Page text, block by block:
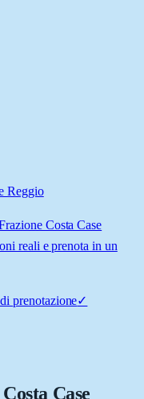
Reggio
Costa Case
reali e prenota in un
prenotazione✓
Case